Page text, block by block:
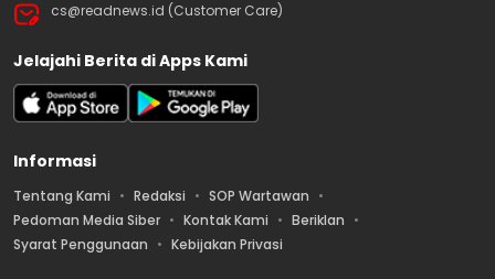
cs@readnews.id (Customer Care)
Jelajahi Berita di Apps Kami
Informasi
Tentang Kami Redaksi
SOP Wartawan
Pedoman Media Siber
Kontak Kami
Beriklan
Syarat Penggunaan
Kebijakan Privasi